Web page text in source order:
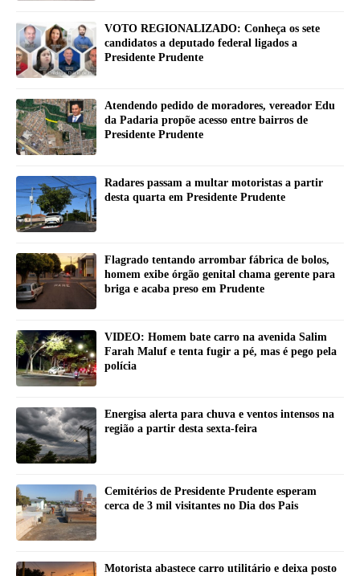
VOTO REGIONALIZADO: Conheça os sete
candidatos a deputado federal ligados a
Presidente Prudente
Atendendo pedido de moradores, vereador Edu
da Padaria propõe acesso entre bairros de
Presidente Prudente
Radares passam a multar motoristas a partir
desta quarta em Presidente Prudente
Flagrado tentando arrombar fábrica de bolos,
homem exibe órgão genital chama gerente para
briga e acaba preso em Prudente
VIDEO: Homem bate carro na avenida Salim
Farah Maluf e tenta fugir a pé, mas é pego pela
polícia
Energisa alerta para chuva e ventos intensos na
região a partir desta sexta-feira
Cemitérios de Presidente Prudente esperam
cerca de 3 mil visitantes no Dia dos Pais
Motorista abastece carro utilitário e deixa posto